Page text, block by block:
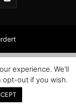
experience. We'll
opt-out if you wish.